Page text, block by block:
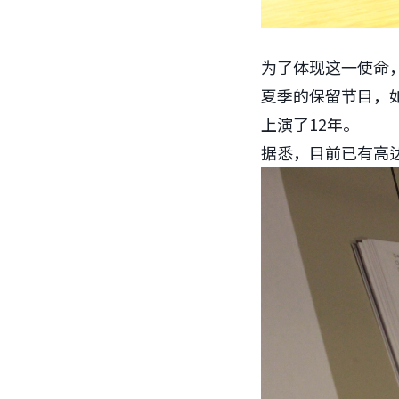
为了体现这一使命
夏季的保留节目，
上演了12年。
据悉，目前已有高